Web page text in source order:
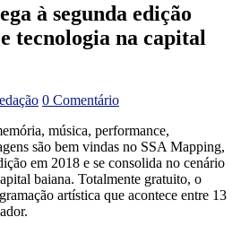
à segunda edição
tecnologia na capital
0 Comentário
música, performance,
são bem vindas no SSA Mapping,
em 2018 e se consolida no cenário
baiana. Totalmente gratuito, o
artística que acontece entre 13